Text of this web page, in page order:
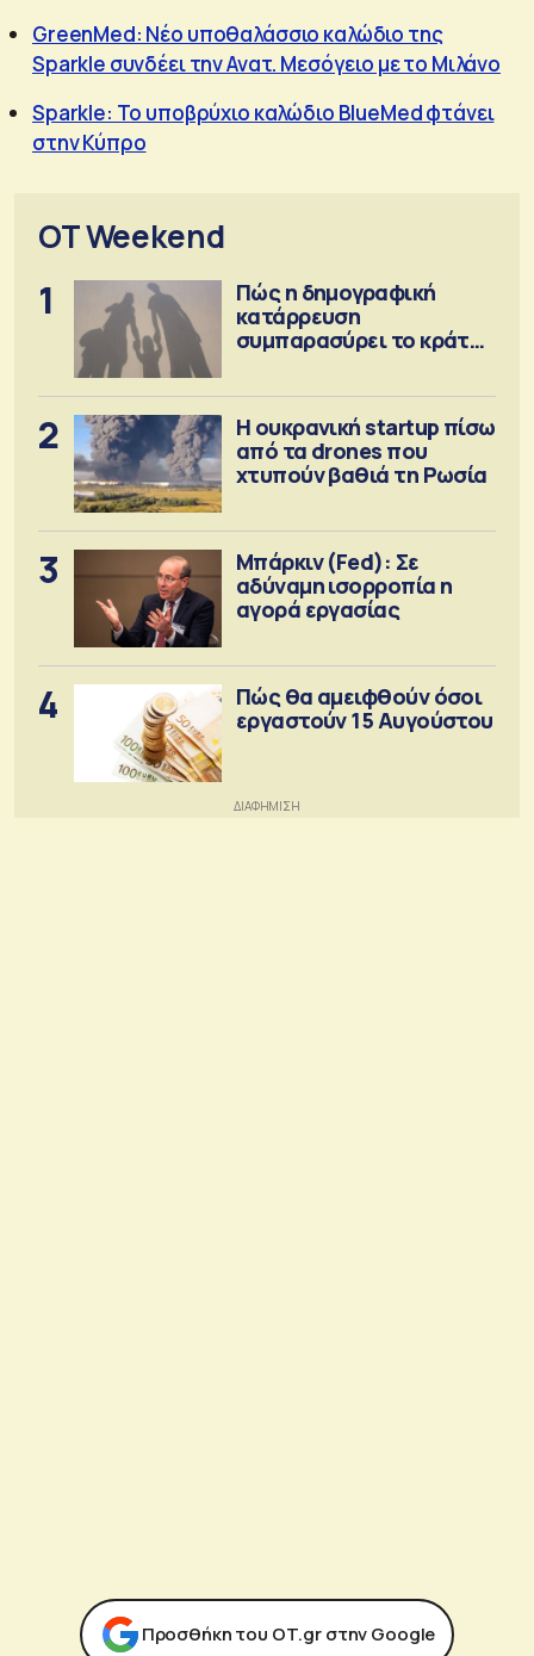
GreenMed: Νέο υποθαλάσσιο καλώδιο της
Sparkle συνδέει την Ανατ. Μεσόγειο με το Μιλάνο
Sparkle: Το υποβρύχιο καλώδιο BlueMed φτάνει
στην Κύπρο
OT Weekend
1
Πώς η δημογραφική
κατάρρευση
συμπαρασύρει το κράτος
2
Η ουκρανική startup πίσω
από τα drones που
χτυπούν βαθιά τη Ρωσία
3
Μπάρκιν (Fed): Σε
αδύναμη ισορροπία η
αγορά εργασίας
4
Πώς θα αμειφθούν όσοι
εργαστούν 15 Αυγούστου
Προσθήκη του ΟΤ.gr στην Google